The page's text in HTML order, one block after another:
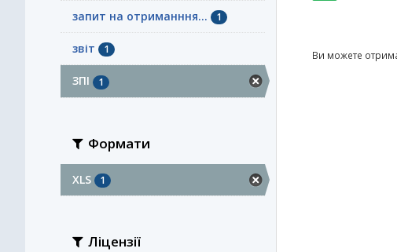
запит на отриманння... 1
звіт 1
ЗПІ 1
Формати
XLS 1
Ліцензії
Ви можете